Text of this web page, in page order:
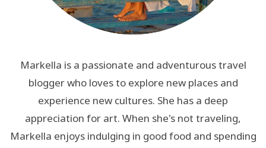
Markella is a passionate and adventurous travel
blogger who loves to explore new places and
experience new cultures. She has a deep
appreciation for art. When she's not traveling,
Markella enjoys indulging in good food and spending